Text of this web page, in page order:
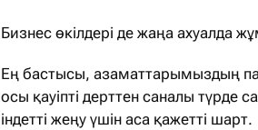
Бизнес өкілдері де жаңа ахуалда
Ең бастысы, азаматтарымыздың
осы қауіпті дерттен саналы түрде
індетті жеңу үшін аса қажетті шарт.